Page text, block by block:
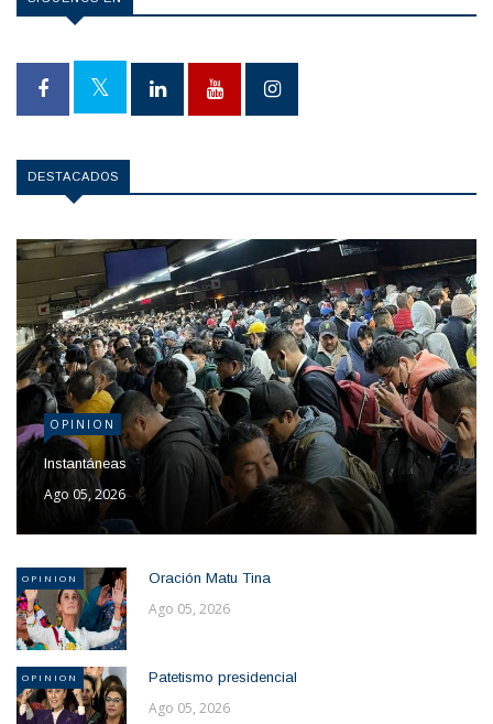
DESTACADOS
OPINION
Instantáneas
Ago 05, 2026
OPINION Oración Matu Tina
Ago 05, 2026
OPINION Patetismo presidencial
Ago 05, 2026